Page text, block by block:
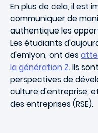
En plus de cela, il est
communiquer de
authentique les
Les étudiants
d'emlyon, ont des
la génération Z. Ils
perspectives de
culture d'entreprise,
des entreprises (RSE).